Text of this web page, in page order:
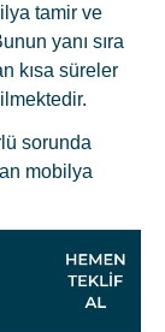
tamir ve
yanı sıra
kısa süreler
sorunda
mobilya